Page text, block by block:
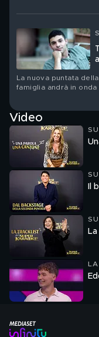
La nuova puntata
famiglia andrà in
Video
Il